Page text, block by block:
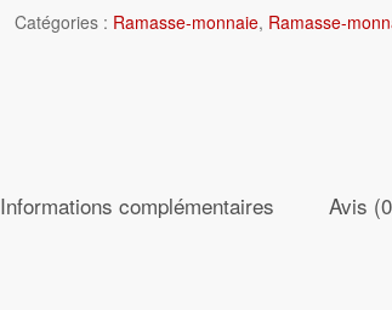
Catégories : Ramasse-monnaie, Ramasse-
Informations complémentaires Avis